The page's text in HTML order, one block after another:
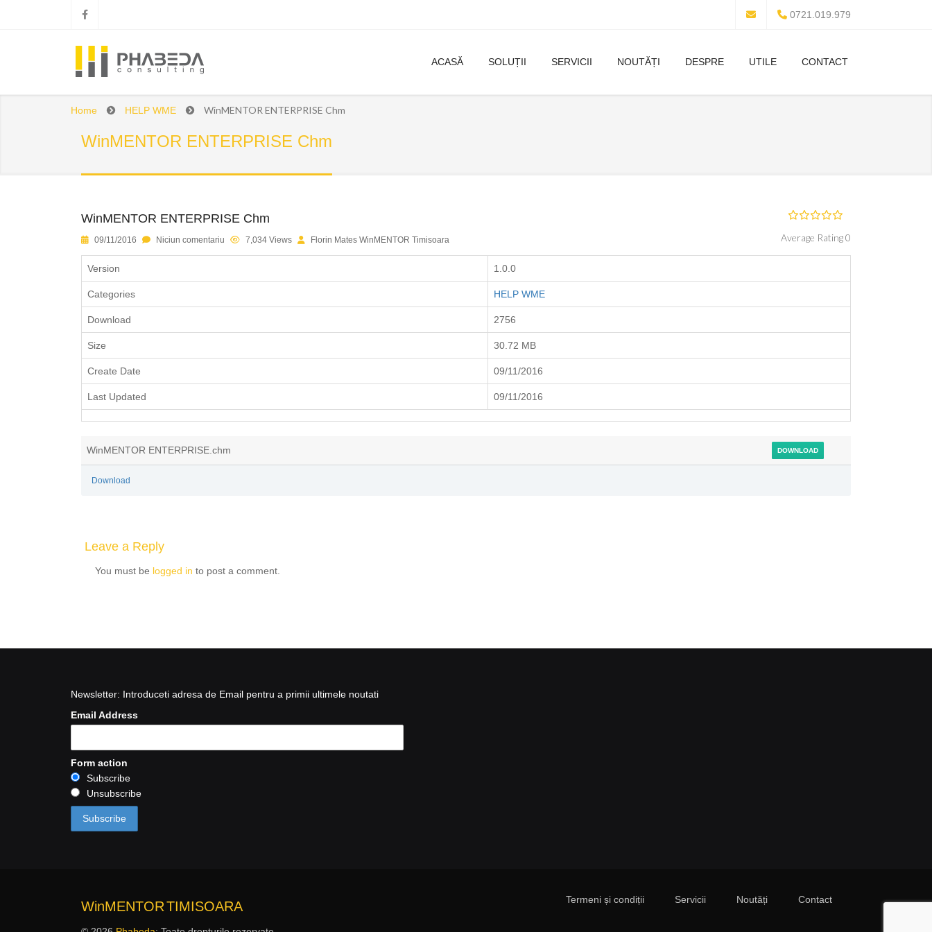
0721.019.979
ACASĂ SOLUȚII SERVICII NOUTĂȚI DESPRE UTILE CONTACT
WinMENTOR ENTERPRISE Chm
Home HELP WME WinMENTOR ENTERPRISE Chm
WinMENTOR ENTERPRISE Chm
1 2 3 4 5
Average Rating 0
09/11/2016 Niciun comentariu 7,034 Views Florin Mates WinMENTOR Timisoara
Version 1.0.0
Categories HELP WME
Download 2756
Size 30.72 MB
Create Date 09/11/2016
Last Updated 09/11/2016
WinMENTOR ENTERPRISE.chm DOWNLOAD
Download
Leave a Reply
You must be logged in to post a comment.
Newsletter: Introduceti adresa de Email pentru a primii ultimele noutati
Email Address
Form action
Subscribe
Unsubscribe
WinMENTORTIMISOARA Termeni și condiții Servicii Noutăți Contact